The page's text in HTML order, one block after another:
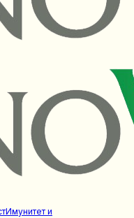
Имунитет и